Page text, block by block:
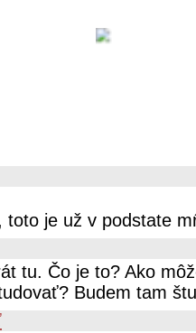
toto je už v podstate
tu. Čo je to? Ako
Budem tam